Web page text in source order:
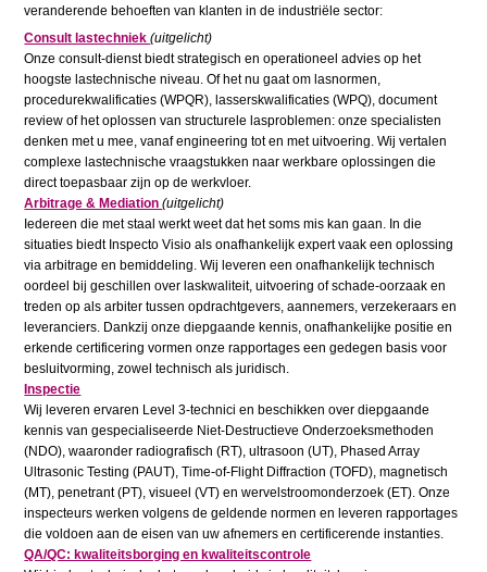
veranderende behoeften van klanten in de industriële sector:
Consult lastechniek(uitgelicht)
Onze consult-dienst biedt strategisch en operationeel advies op het
hoogste lastechnische niveau. Of het nu gaat om lasnormen,
procedurekwalificaties (WPQR), lasserskwalificaties (WPQ), document
review of het oplossen van structurele lasproblemen: onze specialisten
denken met u mee, vanaf engineering tot en met uitvoering. Wij vertalen
complexe lastechnische vraagstukken naar werkbare oplossingen die
direct toepasbaar zijn op de werkvloer.
Arbitrage & Mediation(uitgelicht)
Iedereen die met staal werkt weet dat het soms mis kan gaan. In die
situaties biedt Inspecto Visio als onafhankelijk expert vaak een oplossing
via arbitrage en bemiddeling. Wij leveren een onafhankelijk technisch
oordeel bij geschillen over laskwaliteit, uitvoering of schade-oorzaak en
treden op als arbiter tussen opdrachtgevers, aannemers, verzekeraars en
leveranciers. Dankzij onze diepgaande kennis, onafhankelijke positie en
erkende certificering vormen onze rapportages een gedegen basis voor
besluitvorming, zowel technisch als juridisch.
Inspectie
Wij leveren ervaren Level 3-technici en beschikken over diepgaande
kennis van gespecialiseerde Niet-Destructieve Onderzoeksmethoden
(NDO), waaronder radiografisch (RT), ultrasoon (UT), Phased Array
Ultrasonic Testing (PAUT), Time-of-Flight Diffraction (TOFD), magnetisch
(MT), penetrant (PT), visueel (VT) en wervelstroomonderzoek (ET). Onze
inspecteurs werken volgens de geldende normen en leveren rapportages
die voldoen aan de eisen van uw afnemers en certificerende instanties.
QA/QC: kwaliteitsborging en kwaliteitscontrole